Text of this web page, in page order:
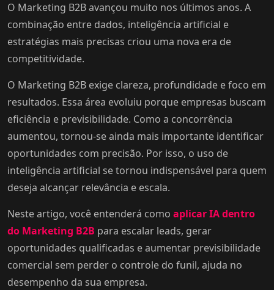
O Marketing B2B avançou muito nos últimos anos. A
combinação entre dados, inteligência artificial e
estratégias mais precisas criou uma nova era de
competitividade.
O Marketing B2B exige clareza, profundidade e foco em
resultados. Essa área evoluiu porque empresas buscam
eficiência e previsibilidade. Como a concorrência
aumentou, tornou-se ainda mais importante identificar
oportunidades com precisão. Por isso, o uso de
inteligência artificial se tornou indispensável para quem
deseja alcançar relevância e escala.
Neste artigo, você entenderá como aplicar IA dentro
do Marketing B2B para escalar leads, gerar
oportunidades qualificadas e aumentar previsibilidade
comercial sem perder o controle do funil, ajuda no
desempenho da sua empresa.